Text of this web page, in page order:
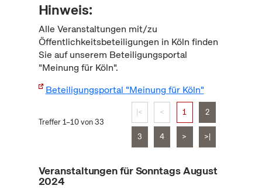
Hinweis:
Alle Veranstaltungen mit/zu
Öffentlichkeitsbeteiligungen in Köln finden
Sie auf unserem Beteiligungsportal
"Meinung für Köln".
Beteiligungsportal "Meinung für Köln"
Treffer 1–10 von 33
|< < 1 2
3 4 > >|
Veranstaltungen für Sonntags August
2024